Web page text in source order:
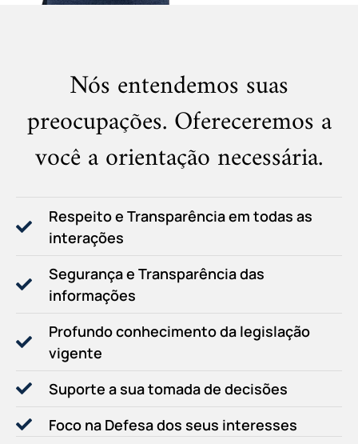
Nós entendemos suas
preocupações. Ofereceremos a
você a orientação necessária.
Respeito e Transparência em todas as
interações
Segurança e Transparência das
informações
Profundo conhecimento da legislação
vigente
Suporte a sua tomada de decisões
Foco na Defesa dos seus interesses